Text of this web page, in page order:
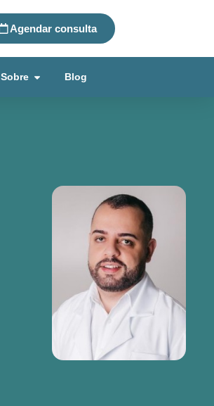
Agendar consulta
Sobre Blog